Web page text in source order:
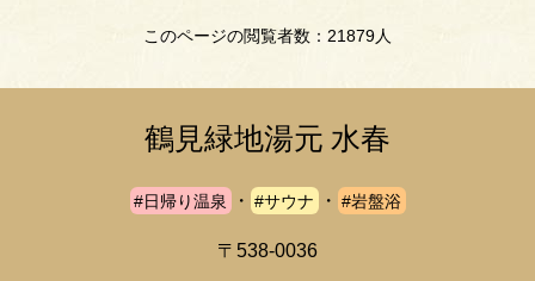
このページの閲覧者数 ：21879人
鶴見緑地湯元 水春
#日帰り温泉 ・ #サウナ ・ #岩盤浴
〒538-0036